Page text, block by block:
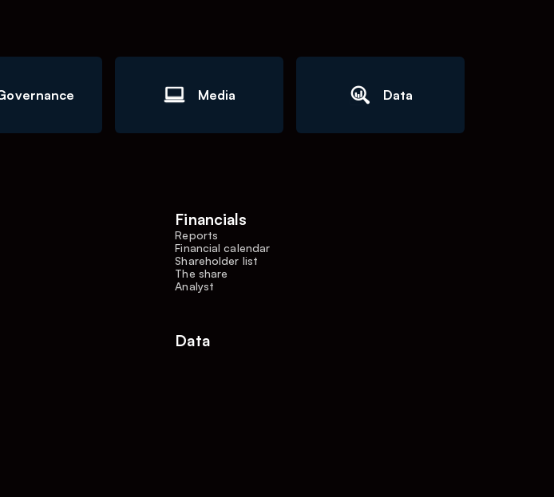
Media Data
Financials
Reports
Financial calendar
Shareholder list
The share
Analyst
Data